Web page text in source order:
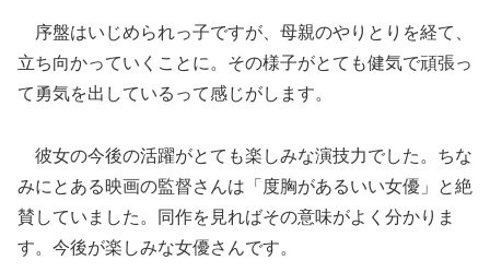
序盤はいじめられっ子ですが、母親のやりとりを経て、
立ち向かっていくことに。その様子がとても健気で頑張っ
て勇気を出しているって感じがします。
彼女の今後の活躍がとても楽しみな演技力でした。ちな
みにとある映画の監督さんは「度胸があるいい女優」と絶
賛していました。同作を見ればその意味がよく分かりま
す。今後が楽しみな女優さんです。